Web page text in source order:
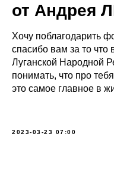
от Андрея
Хочу поблагодарить
спасибо вам за то что
Луганской Народной
понимать, что про
это самое главное в
2023-03-23 07:00